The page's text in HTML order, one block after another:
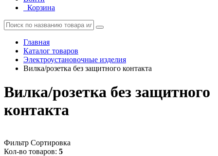
Корзина
Главная
Каталог товаров
Электроустановочные изделия
Вилка/розетка без защитного контакта
Вилка/розетка без защитного
контакта
Фильтр Сортировка
Кол-во товаров: 5